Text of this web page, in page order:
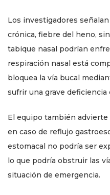
Los investigadores
crónica, fiebre del heno,
tabique nasal podrían
respiración nasal está
bloquea la vía bucal
sufrir una grave deficiencia
El equipo también
en caso de reflujo
estomacal no podría ser
lo que podría obstruir las
situación de emergencia.